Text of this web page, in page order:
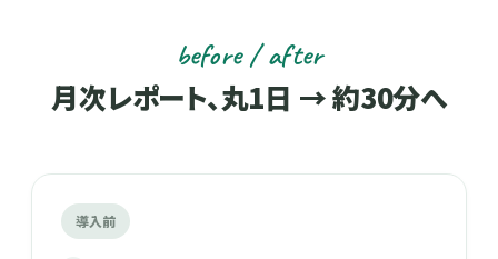
before / after
月次レポート、丸1日 → 約30分へ
導入前